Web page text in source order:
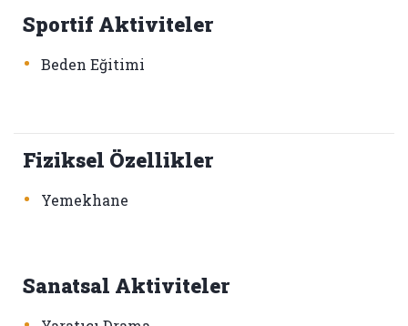
Sportif Aktiviteler
• Beden Eğitimi
Fiziksel Özellikler
• Yemekhane
Sanatsal Aktiviteler